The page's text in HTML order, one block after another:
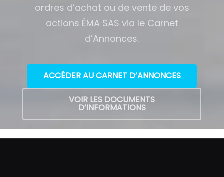
ordres d’achat ou de vente de vos
actions ÉMA SAS via le Carnet
d’Annonces.
ACCÉDER AU CARNET D’ANNONCES
VOIR LES DOCUMENTS
D’INFORMATIONS